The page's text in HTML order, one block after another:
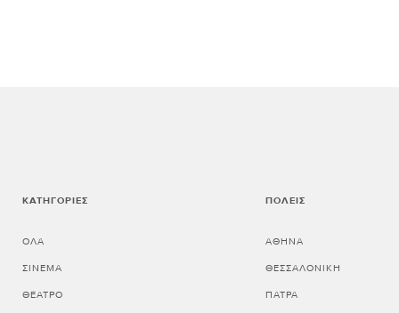
ΚΑΤΗΓΟΡΊΕΣ
ΌΛΑ
ΣΙΝΕΜΆ
ΘΈΑΤΡΟ
ΠΌΛΕΙΣ
ΑΘΗΝΑ
ΘΕΣΣΑΛΟΝΙΚΗ
ΠΑΤΡΑ